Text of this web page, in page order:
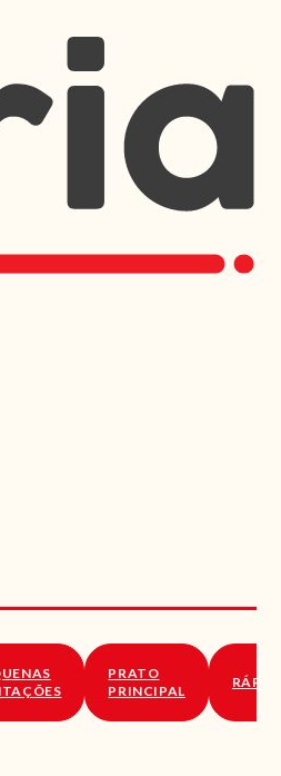
PRATO
PRINCIPAL